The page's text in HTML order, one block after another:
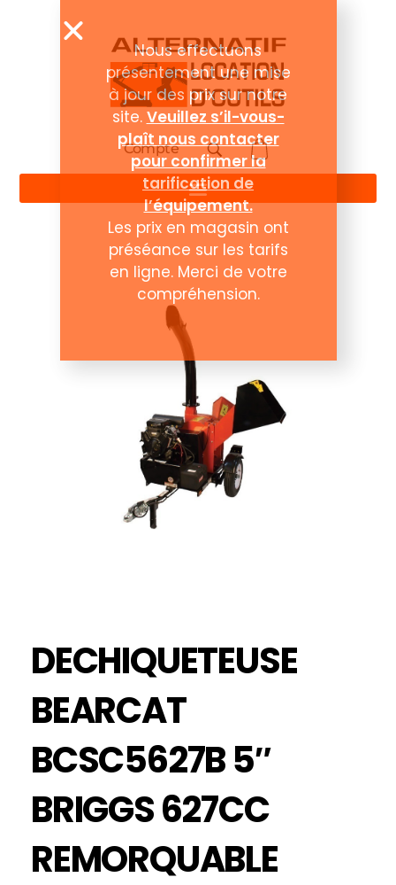
Compte
DECHIQUETEUSE
BEARCAT
BCSC5627B 5″
BRIGGS 627CC
REMORQUABLE